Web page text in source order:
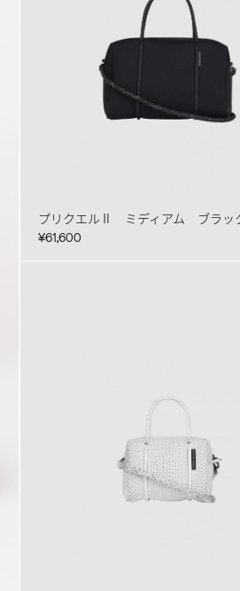
プリクエルⅡ ミディアム ブラッ
¥61,600